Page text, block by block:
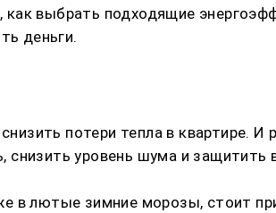
как выбрать подходящие
деньги.
потери тепла в квартире. И
уровень шума и защитить
в лютые зимние морозы, стоит